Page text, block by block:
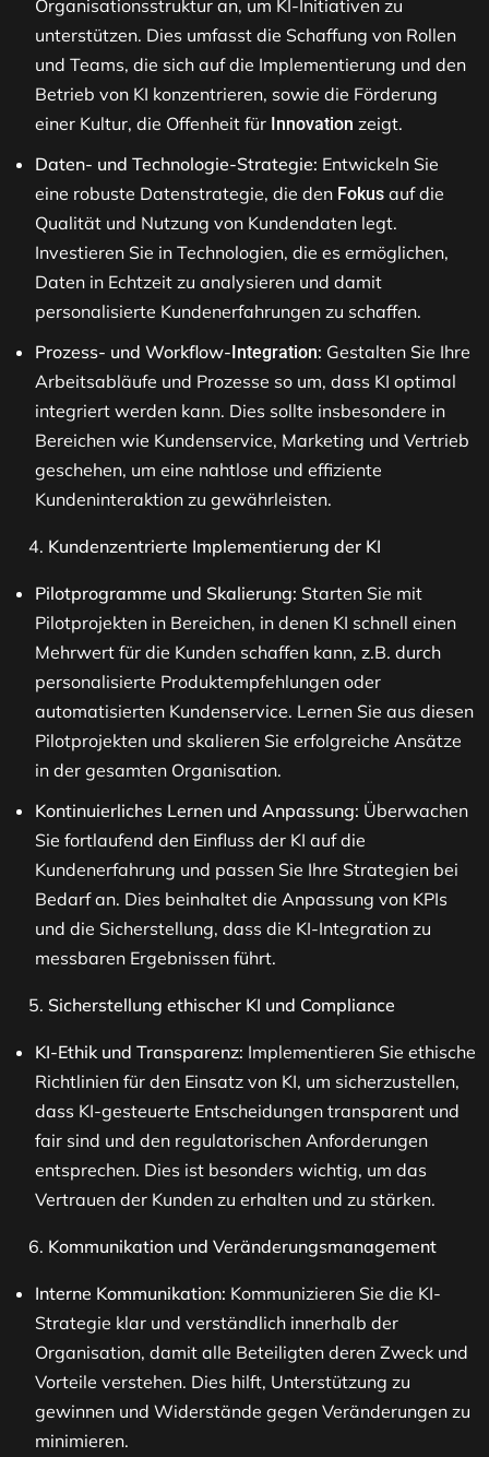
Organisationsstruktur an, um KI-Initiativen zu
unterstützen. Dies umfasst die Schaffung von Rollen
und Teams, die sich auf die Implementierung und den
Betrieb von KI konzentrieren, sowie die Förderung
einer Kultur, die Offenheit für Innovation zeigt​.
Daten- und Technologie-Strategie: Entwickeln Sie
eine robuste Datenstrategie, die den Fokus auf die
Qualität und Nutzung von Kundendaten legt.
Investieren Sie in Technologien, die es ermöglichen,
Daten in Echtzeit zu analysieren und damit
personalisierte Kundenerfahrungen zu schaffen​.
Prozess- und Workflow- Integration: Gestalten Sie Ihre
Arbeitsabläufe und Prozesse so um, dass KI optimal
integriert werden kann. Dies sollte insbesondere in
Bereichen wie Kundenservice, Marketing und Vertrieb
geschehen, um eine nahtlose und effiziente
Kundeninteraktion zu gewährleisten​​.
Kundenzentrierte Implementierung der KI
Pilotprogramme und Skalierung: Starten Sie mit
Pilotprojekten in Bereichen, in denen KI schnell einen
Mehrwert für die Kunden schaffen kann, z.B. durch
personalisierte Produktempfehlungen oder
automatisierten Kundenservice. Lernen Sie aus diesen
Pilotprojekten und skalieren Sie erfolgreiche Ansätze
in der gesamten Organisation​.
Kontinuierliches Lernen und Anpassung: Überwachen
Sie fortlaufend den Einfluss der KI auf die
Kundenerfahrung und passen Sie Ihre Strategien bei
Bedarf an. Dies beinhaltet die Anpassung von KPIs
und die Sicherstellung, dass die KI-Integration zu
messbaren Ergebnissen führt​.
Sicherstellung ethischer KI und Compliance
KI-Ethik und Transparenz: Implementieren Sie ethische
Richtlinien für den Einsatz von KI, um sicherzustellen,
dass KI-gesteuerte Entscheidungen transparent und
fair sind und den regulatorischen Anforderungen
entsprechen. Dies ist besonders wichtig, um das
Vertrauen der Kunden zu erhalten und zu stärken​.
Kommunikation und Veränderungsmanagement
Interne Kommunikation: Kommunizieren Sie die KI-
Strategie klar und verständlich innerhalb der
Organisation, damit alle Beteiligten deren Zweck und
Vorteile verstehen. Dies hilft, Unterstützung zu
gewinnen und Widerstände gegen Veränderungen zu
minimieren​.